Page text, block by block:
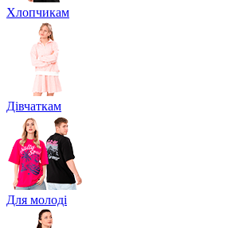
Хлопчикам
Дівчаткам
Для молоді